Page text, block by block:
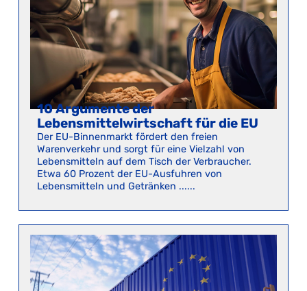
10 Argumente der
Lebensmittelwirtschaft für die EU
Der EU-Binnenmarkt fördert den freien
Warenverkehr und sorgt für eine Vielzahl von
Lebensmitteln auf dem Tisch der Verbraucher.
Etwa 60 Prozent der EU-Ausfuhren von
Lebensmitteln und Getränken ......